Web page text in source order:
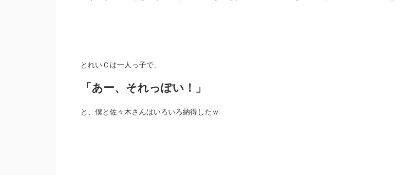
とれいＣは一人っ子で、
「あー、それっぽい！」
と、僕と佐々木さんはいろいろ納得したｗ